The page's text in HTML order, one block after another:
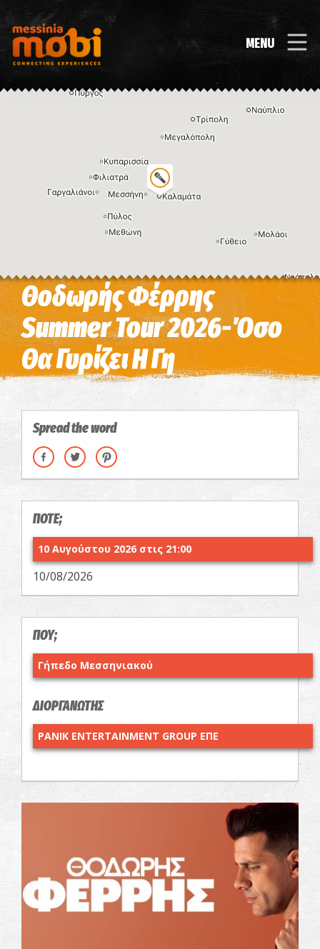
MENU
Η εικόνα ενδέχεται να υπόκειται σε πνευματικά δικαιώματα Όροι
Θοδωρής Φέρρης
Summer Tour 2026-Όσο
Θα Γυρίζει Η Γη
Spread the word
ΠΟΤΕ;
10 Αυγούστου 2026 στις 21:00
10/08/2026
ΠΟΥ;
Γήπεδο Μεσσηνιακού
ΔΙΟΡΓΑΝΩΤΗΣ
PANIK ENTERTAINMENT GROUP ΕΠΕ